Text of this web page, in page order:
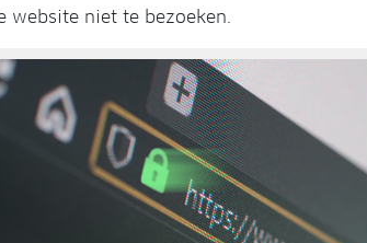
website niet te bezoeken.